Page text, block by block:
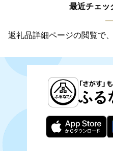
最近チェッ
返礼品詳細ページの閲覧で